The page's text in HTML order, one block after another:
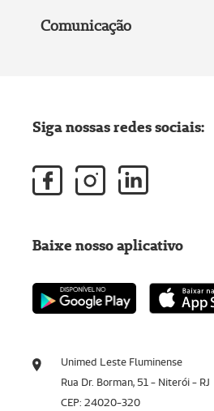
Comunicação
Unimed Leste Fluminense
Rua Dr. Borman, 51 - Niterói - RJ
CEP: 24020-320
Siga nossas redes sociais:
Baixe nosso aplicativo